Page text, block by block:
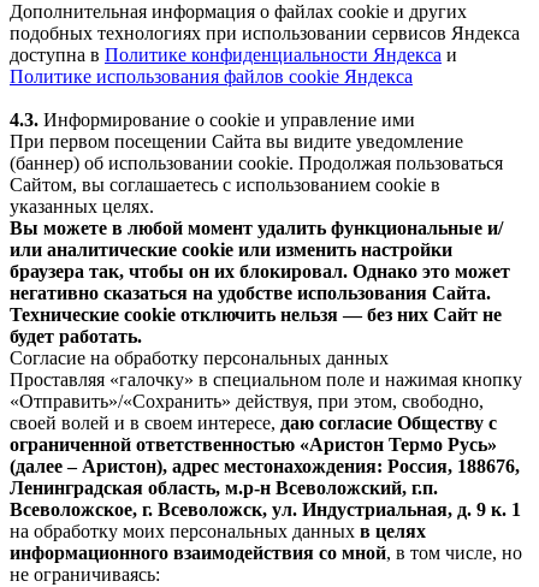
Дополнительная информация о файлах cookie и других
подобных технологиях при использовании сервисов Яндекса
доступна в Политике конфиденциальности Яндекса и
Политике использования файлов cookie Яндекса
4.3. Информирование о cookie и управление ими
При первом посещении Сайта вы видите уведомление
(баннер) об использовании cookie. Продолжая пользоваться
Сайтом, вы соглашаетесь с использованием cookie в
указанных целях.
Вы можете в любой момент удалить функциональные и/
или аналитические cookie или изменить настройки
браузера так, чтобы он их блокировал. Однако это может
негативно сказаться на удобстве использования Сайта.
Технические cookie отключить нельзя — без них Сайт не
будет работать.
Согласие на обработку персональных данных
Проставляя «галочку» в специальном поле и нажимая кнопку
«Отправить»/«Сохранить» действуя, при этом, свободно,
своей волей и в своем интересе, даю согласие Обществу с
ограниченной ответственностью «Аристон Термо Русь»
(далее – Аристон), адрес местонахождения: Россия, 188676,
Ленинградская область, м.р-н Всеволожский, г.п.
Всеволожское, г. Всеволожск, ул. Индустриальная, д. 9 к. 1
на обработку моих персональных данных в целях
информационного взаимодействия со мной, в том числе, но
не ограничиваясь: